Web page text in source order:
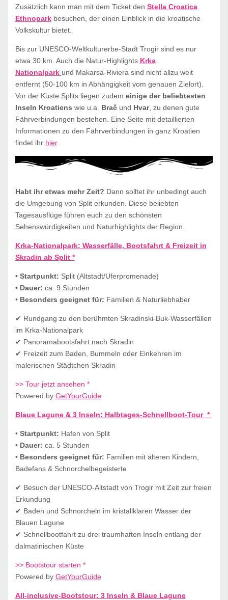
Zusätzlich kann man mit dem Ticket den Stella Croatica
Ethnopark besuchen, der einen Einblick in die kroatische
Volkskultur bietet.
Bis zur UNESCO-Weltkulturerbe-Stadt Trogir sind es nur
etwa 30 km. Auch die Natur-Highlights Krka
Nationalpark und Makarsa-Riviera sind nicht allzu weit
entfernt (50-100 km in Abhängigkeit vom genauen Zielort).
Vor der Küste Splits liegen zudem einige der beliebtesten
Inseln Kroatiens wie u.a. Bračund Hvar, zu denen gute
Fährverbindungen bestehen. Eine Seite mit detaillierten
Informationen zu den Fährverbindungen in ganz Kroatien
findet ihr hier.
Habt ihr etwas mehr Zeit? Dann solltet ihr unbedingt auch
die Umgebung von Split erkunden. Diese beliebten
Tagesausflüge führen euch zu den schönsten
Sehenswürdigkeiten und Naturhighlights der Region.
Krka-Nationalpark: Wasserfälle, Bootsfahrt & Freizeit in
Skradin ab Split *
• Startpunkt: Split (Altstadt/Uferpromenade)
• Dauer: ca. 9 Stunden
• Besonders geeignet für: Familien & Naturliebhaber
✔ Rundgang zu den berühmten Skradinski-Buk-Wasserfällen
im Krka-Nationalpark
✔ Panoramabootsfahrt nach Skradin
✔ Freizeit zum Baden, Bummeln oder Einkehren im
malerischen Städtchen Skradin
>> Tour jetzt ansehen *
Powered by GetYourGuide
Blaue Lagune & 3 Inseln: Halbtages-Schnellboot-Tour *
•Startpunkt: Hafen von Split
• Dauer: ca. 5 Stunden
• Besonders geeignet für: Familien mit älteren Kindern,
Badefans & Schnorchelbegeisterte
✔ Besuch der UNESCO-Altstadt von Trogir mit Zeit zur freien
Erkundung
✔ Baden und Schnorcheln im kristallklaren Wasser der
Blauen Lagune
✔ Schnellbootfahrt zu drei traumhaften Inseln entlang der
dalmatinischen Küste
>> Bootstour starten *
Powered by GetYourGuide
All-inclusive-Bootstour: 3 Inseln & Blaue Lagune